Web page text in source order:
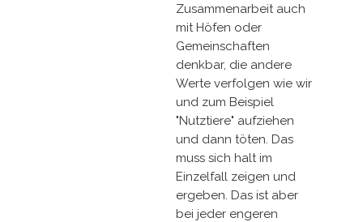
Zusammenarbeit auch
mit Höfen oder
Gemeinschaften
denkbar, die andere
Werte verfolgen wie wir
und zum Beispiel
"Nutztiere" aufziehen
und dann töten. Das
muss sich halt im
Einzelfall zeigen und
ergeben. Das ist aber
bei jeder engeren